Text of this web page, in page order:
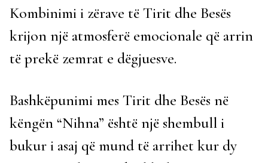
Kombinimi i zërave të Tirit dhe Besës
krijon një atmosferë emocionale që arrin
të prekë zemrat e dëgjuesve.
Bashkëpunimi mes Tirit dhe Besës në
këngën “Nihna” është një shembull i
bukur i asaj që mund të arrihet kur dy